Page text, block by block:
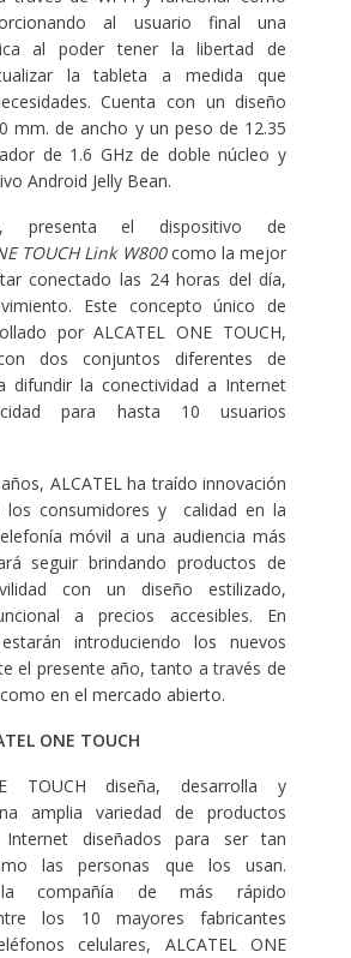
al usuario final una
al poder tener la libertad de
la tableta a medida que
Cuenta con un diseño
mm. de ancho y un peso de 12.35
de 1.6 GHz de doble núcleo y
Android Jelly Bean.
presenta el dispositivo de
TOUCH Link W800como la mejor
conectado las 24 horas del día,
Este concepto único de
por ALCATEL ONE TOUCH,
dos conjuntos diferentes de
difundir la conectividad a Internet
para hasta 10 usuarios
ALCATEL ha traído innovación
los consumidores y calidad en la
móvil a una audiencia más
seguir brindando productos de
con un diseño estilizado,
a precios accesibles. En
introduciendo los nuevos
el presente año, tanto a través de
en el mercado abierto.
ONE TOUCH
TOUCH diseña, desarrolla y
amplia variedad de productos
diseñados para ser tan
las personas que los usan.
la compañía de más rápido
los 10 mayores fabricantes
celulares, ALCATEL ONE